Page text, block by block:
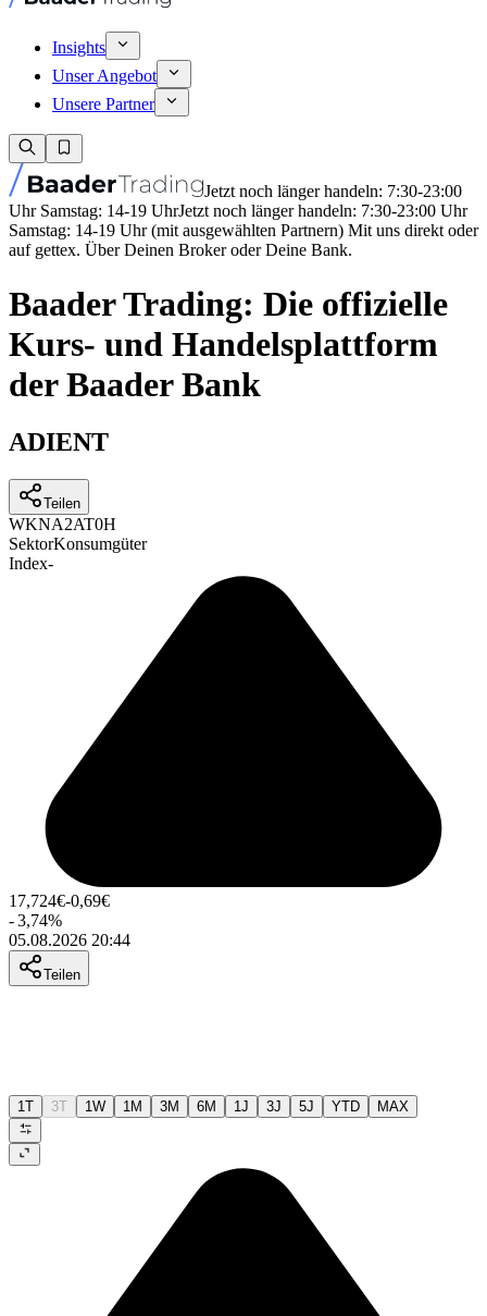
Insights
Unser Angebot
Unsere Partner
Jetzt noch länger handeln: 7:30-23:00
Uhr Samstag: 14-19 UhrJetzt noch länger handeln: 7:30-23:00 Uhr
Samstag: 14-19 Uhr (mit ausgewählten Partnern) Mit uns direkt oder
auf gettex. Über Deinen Broker oder Deine Bank.
Baader Trading: Die offizielle
Kurs- und Handelsplattform
der Baader Bank
ADIENT
Teilen
WKNA2AT0H
SektorKonsumgüter
Index-
17,724€-0,69€
-3,74%
05.08.2026 20:44
Teilen
1T 3T 1W 1M 3M 6M 1J 3J 5J YTD MAX